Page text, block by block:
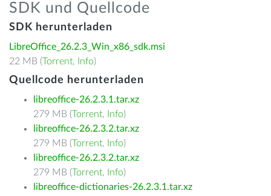
SDK und Quellcode
SDK herunterladen
LibreOffice_26.2.3_Win_x86_sdk.msi
22 MB (Torrent, Info)
Quellcode herunterladen
libreoffice-26.2.3.1.tar.xz
279 MB (Torrent, Info)
libreoffice-26.2.3.2.tar.xz
279 MB (Torrent, Info)
libreoffice-26.2.3.2.tar.xz
279 MB (Torrent, Info)
libreoffice-dictionaries-26.2.3.1.tar.xz